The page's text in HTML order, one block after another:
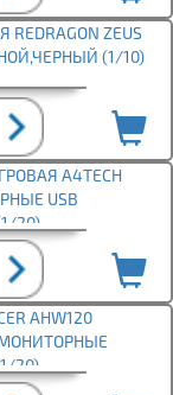
ZEUS
(1/10)
A4TECH
USB
20)
AHW120
20)